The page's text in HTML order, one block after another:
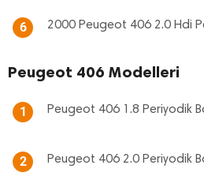
6 2000 Peugeot 406 2.0 Hdi
Peugeot 406 Modelleri
1 Peugeot 406 1.8 Periyodik
2 Peugeot 406 2.0 Periyodik